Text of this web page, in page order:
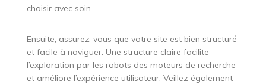
choisir avec soin.
Ensuite, assurez-vous que votre site est bien structuré
et facile à naviguer. Une structure claire facilite
l’exploration par les robots des moteurs de recherche
et améliore l’expérience utilisateur. Veillez également